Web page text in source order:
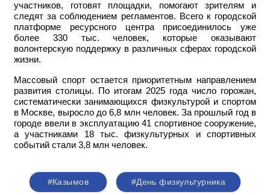
участников, готовят площадки, помогают зрителям и
следят за соблюдением регламентов. Всего к городской
платформе ресурсного центра присоединилось уже
более 330 тыс. человек, которые оказывают
волонтерскую поддержку в различных сферах городской
жизни.
Массовый спорт остается приоритетным направлением
развития столицы. По итогам 2025 года число горожан,
систематически занимающихся физкультурой и спортом
в Москве, выросло до 6,8 млн человек. За прошлый год в
городе ввели в эксплуатацию 41 спортивное сооружение,
а участниками 18 тыс. физкультурных и спортивных
событий стали 3,8 млн человек.
#Казымов #День физкультурника